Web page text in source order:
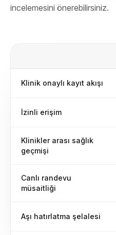
incelemesini önerebilirsiniz.
Klinik onaylı kayıt akışı
İzinli erişim
Klinikler arası sağlık
geçmişi
Canlı randevu
müsaitliği
Aşı hatırlatma şelalesi